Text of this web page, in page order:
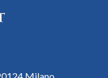
Milano